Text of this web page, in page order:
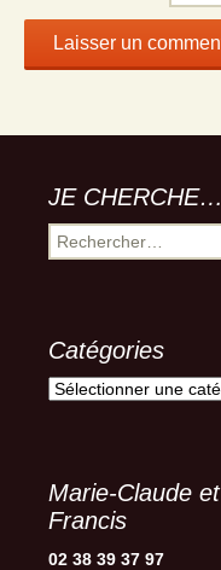
JE CHERCHE…
Rechercher :
Catégories
Catégories
Marie-Claude et
Francis
02 38 39 37 97